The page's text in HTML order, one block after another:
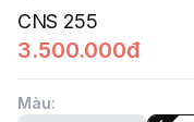
CNS 255
3.500.000đ
Màu: